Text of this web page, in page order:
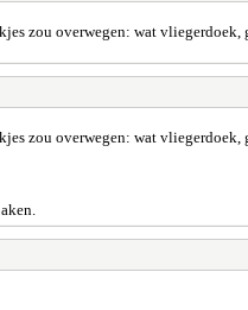
zou overwegen: wat
zou overwegen: wat